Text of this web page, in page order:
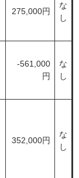
275,000円
な
し
-561,000
円
な
し
352,000円
な
し